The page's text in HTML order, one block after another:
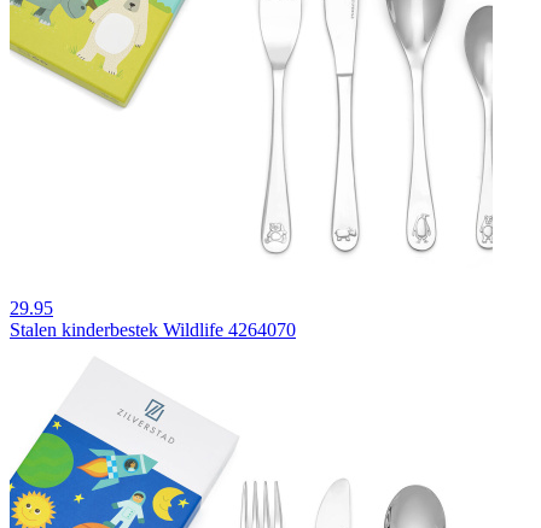
29.95
Stalen kinderbestek Wildlife 4264070